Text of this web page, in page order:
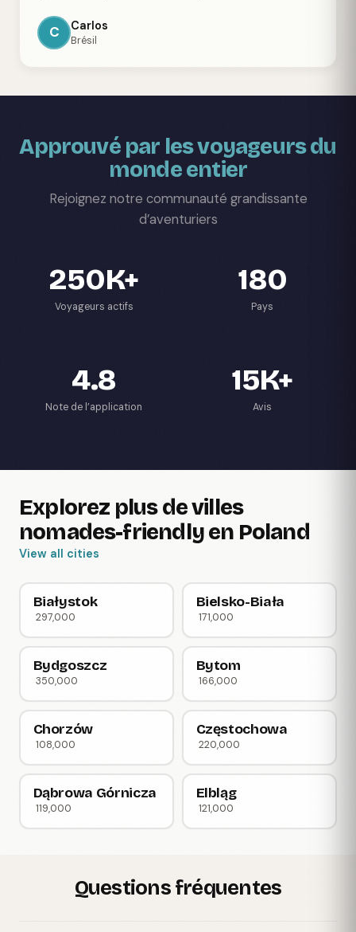
C Carlos
Brésil
Approuvé par les voyageurs du
monde entier
Rejoignez notre communauté grandissante
d’aventuriers
250K+
Voyageurs actifs
180
Pays
4.8
Note de l’application
15K+
Avis
Explorez plus de villes
nomades-friendly en Poland
View all cities
Białystok
297,000
Bielsko-Biała
171,000
Bydgoszcz
350,000
Bytom
166,000
Chorzów
108,000
Częstochowa
220,000
Dąbrowa Górnicza
119,000
Elbląg
121,000
Questions fréquentes